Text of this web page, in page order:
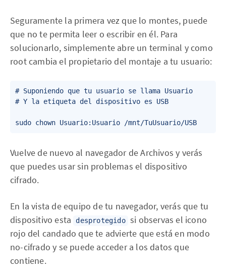
Seguramente la primera vez que lo montes, puede
que no te permita leer o escribir en él. Para
solucionarlo, simplemente abre un terminal y como
root cambia el propietario del montaje a tu usuario:
# Suponiendo que tu usuario se llama Usuario
# Y la etiqueta del dispositivo es USB
Vuelve de nuevo al navegador de Archivos y verás
que puedes usar sin problemas el dispositivo
cifrado.
En la vista de equipo de tu navegador, verás que tu
dispositivo esta
desprotegido si observas el icono
rojo del candado que te advierte que está en modo
no-cifrado y se puede acceder a los datos que
contiene.